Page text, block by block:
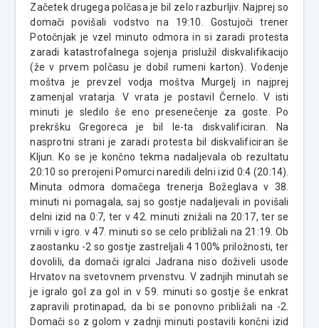
Začetek drugega polčasa je bil zelo razburljiv. Najprej so
domači povišali vodstvo na 19:10. Gostujoči trener
Potočnjak je vzel minuto odmora in si zaradi protesta
zaradi katastrofalnega sojenja prislužil diskvalifikacijo
(že v prvem polčasu je dobil rumeni karton). Vodenje
moštva je prevzel vodja moštva Murgelj in najprej
zamenjal vratarja. V vrata je postavil Černelo. V isti
minuti je sledilo še eno presenečenje za goste. Po
prekršku Gregoreca je bil le-ta diskvalificiran. Na
nasprotni strani je zaradi protesta bil diskvalificiran še
Kljun. Ko se je končno tekma nadaljevala ob rezultatu
20:10 so prerojeni Pomurci naredili delni izid 0:4 (20:14).
Minuta odmora domačega trenerja Božeglava v 38.
minuti ni pomagala, saj so gostje nadaljevali in povišali
delni izid na 0:7, ter v 42. minuti znižali na 20:17, ter se
vrnili v igro. v 47. minuti so se celo približali na 21:19. Ob
zaostanku -2 so gostje zastreljali 4 100% priložnosti, ter
dovolili, da domači igralci Jadrana niso doživeli usode
Hrvatov na svetovnem prvenstvu. V zadnjih minutah se
je igralo gol za gol in v 59. minuti so gostje še enkrat
zapravili protinapad, da bi se ponovno približali na -2.
Domači so z golom v zadnji minuti postavili končni izid